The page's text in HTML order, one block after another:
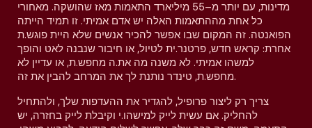
מדינות, עם יותר מ–55 מיליארד התאמות מאז שהושקה. מאחורי
כל אחת מההתאמות האלה יש אדם אמיתי. זו תמיד הייתה
הפואנטה. זה המקום שבו אפשר להכיר אנשים שלא היית פוגש.ת
אחרת: קראש חדש, פרטנר.ית לטיול, או חיבור שנבנה לאט והופך
למשהו אמיתי. לא משנה מה את.ה מחפש.ת, או עדיין לא
מחפש.ת, טינדר נותנת לך את המרחב להבין את זה.
צריך רק ליצור פרופיל, להגדיר את ההעדפות שלך, ולהתחיל
להחליק. אם עשית לייק למישהו.י וקיבלת לייק בחזרה, יש